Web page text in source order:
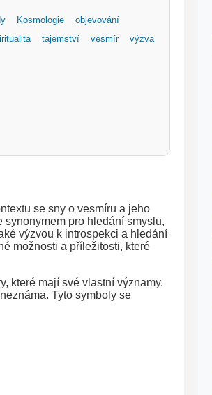
Kosmologie
objevování
tajemství vesmír
výzva
se sny o vesmíru a jeho
pro hledání smyslu,
výzvou k introspekci a hledání
možnosti a příležitosti, které
které mají své vlastní významy.
Tyto symboly se